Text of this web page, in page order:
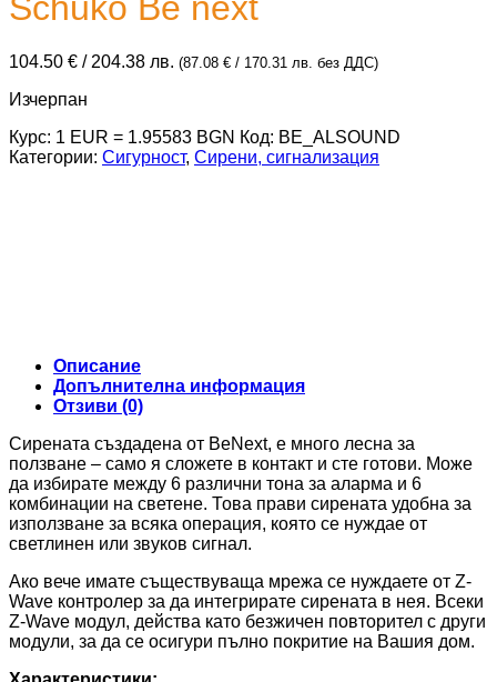
104.50 € / 204.38 лв. (87.08 € / 170.31 лв. без ДДС)
Изчерпан
Курс: 1 EUR = 1.95583 BGN Код: BE_ALSOUND
Категории: Сигурност, Сирени, сигнализация
Описание
Допълнителна информация
Отзиви (0)
Сирената създадена от BeNext, е много лесна за
ползване – само я сложете в контакт и сте готови. Може
да избирате между 6 различни тона за аларма и 6
комбинации на светене. Това прави сирената удобна за
използване за всяка операция, която се нуждае от
светлинен или звуков сигнал.
Ако вече имате съществуваща мрежа се нуждаете от Z-
Wave контролер за да интегрирате сирената в нея. Всеки
Z-Wave модул, действа като безжичен повторител с други
модули, за да се осигури пълно покритие на Вашия дом.